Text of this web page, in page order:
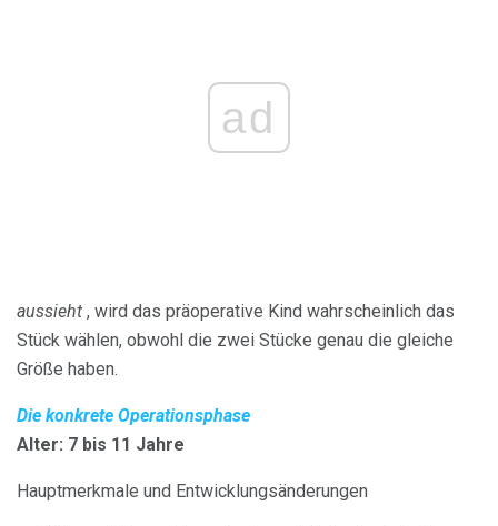
ad
aussieht , wird das präoperative Kind wahrscheinlich das
Stück wählen, obwohl die zwei Stücke genau die gleiche
Größe haben.
Die konkrete Operationsphase
Alter: 7 bis 11 Jahre
Hauptmerkmale und Entwicklungsänderungen